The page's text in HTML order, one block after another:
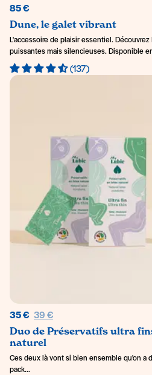
85 €
Dune, le galet vibrant
L'accessoire de plaisir essentiel.
puissantes mais silencieuses. Disponible
(137)
35 € Prix régulier
39 €
Duo de Préservatifs ultra
naturel
Ces deux là vont si bien ensemble qu'on a
pack...